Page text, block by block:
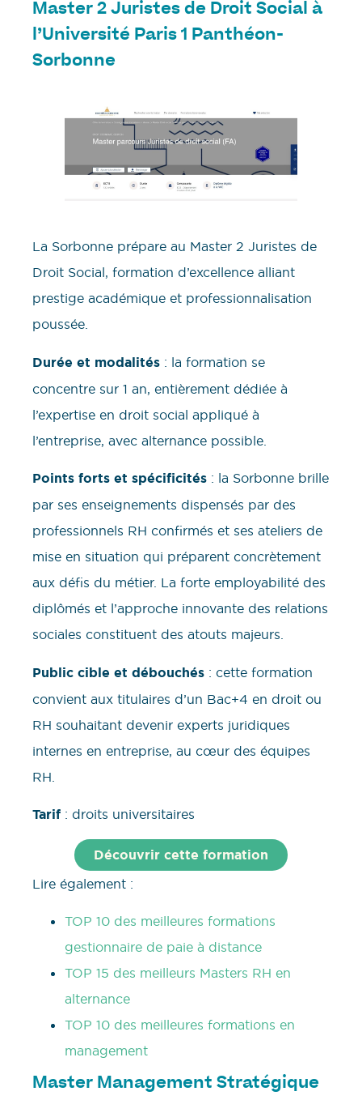
Master 2 Juristes de Droit Social à
l’Université Paris 1 Panthéon-
Sorbonne
La Sorbonne prépare au Master 2 Juristes de
Droit Social, formation d’excellence alliant
prestige académique et professionnalisation
poussée.
Durée et modalités : la formation se
concentre sur 1 an, entièrement dédiée à
l’expertise en droit social appliqué à
l’entreprise, avec alternance possible.
Points forts et spécificités : la Sorbonne brille
par ses enseignements dispensés par des
professionnels RH confirmés et ses ateliers de
mise en situation qui préparent concrètement
aux défis du métier. La forte employabilité des
diplômés et l’approche innovante des relations
sociales constituent des atouts majeurs.
Public cible et débouchés : cette formation
convient aux titulaires d’un Bac+4 en droit ou
RH souhaitant devenir experts juridiques
internes en entreprise, au cœur des équipes
RH.
Tarif : droits universitaires
Découvrir cette formation
Lire également :
TOP 10 des meilleures formations
gestionnaire de paie à distance
TOP 15 des meilleurs Masters RH en
alternance
TOP 10 des meilleures formations en
management
Master Management Stratégique